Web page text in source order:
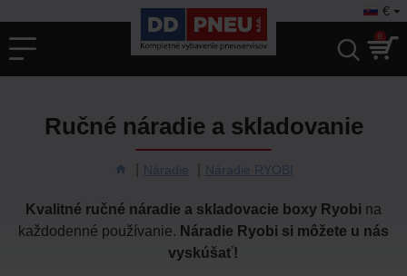
€
0
Náradie Náradie RYOBI
Ručné náradie a skladovanie
Kvalitné ručné náradie a skladovacie boxy Ryobi na
každodenné používanie. Náradie Ryobi si môžete u nás
vyskúšať!